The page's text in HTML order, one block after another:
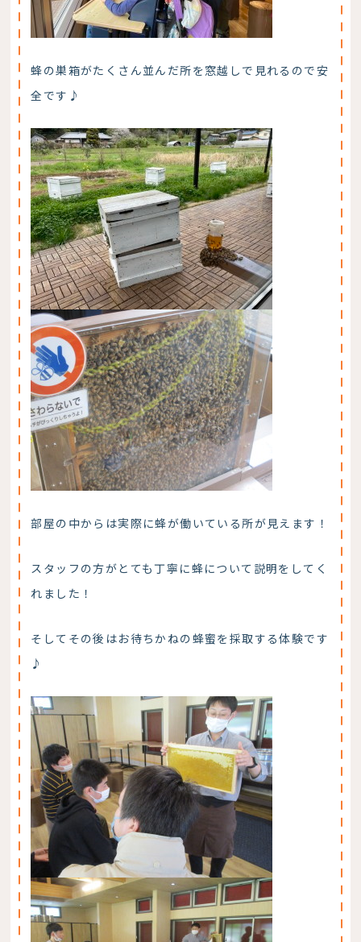
蜂の巣箱がたくさん並んだ所を窓越しで見れるので安
全です♪
部屋の中からは実際に蜂が働いている所が見えます！
スタッフの方がとても丁寧に蜂について説明をしてく
れました！
そしてその後はお待ちかねの蜂蜜を採取する体験です
♪